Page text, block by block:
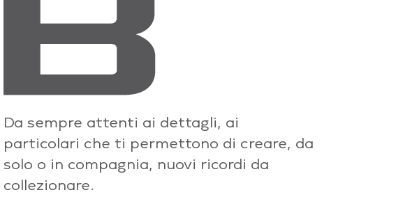
Da sempre attenti ai dettagli, ai
particolari che ti permettono di creare, da
solo o in compagnia, nuovi ricordi da
collezionare.